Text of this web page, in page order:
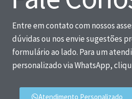
Entre em contato com nossos
dúvidas ou nos envie sugestões
formulário ao lado. Para um
personalizado via WhatsApp,
Atendimento Personalizado